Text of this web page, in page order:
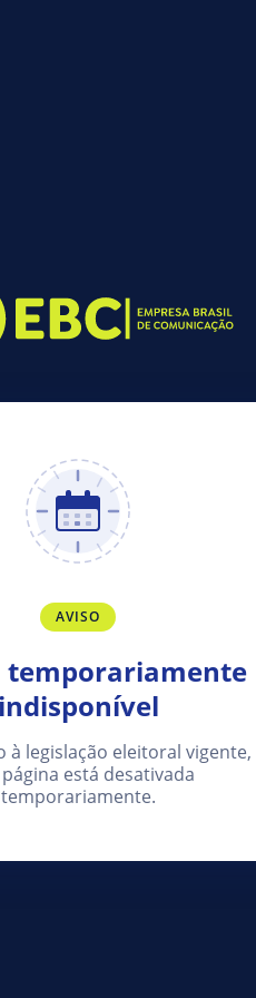
AVISO
temporariamente
indisponível
à legislação eleitoral vigente,
está desativada
temporariamente.